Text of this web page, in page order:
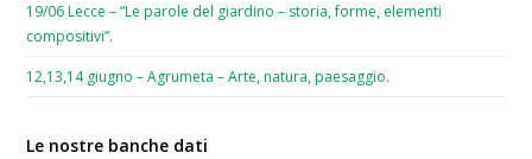
19/06 Lecce – “Le parole del giardino – storia, forme, elementi
compositivi”.
12,13,14 giugno – Agrumeta – Arte, natura, paesaggio.
Le nostre banche dati